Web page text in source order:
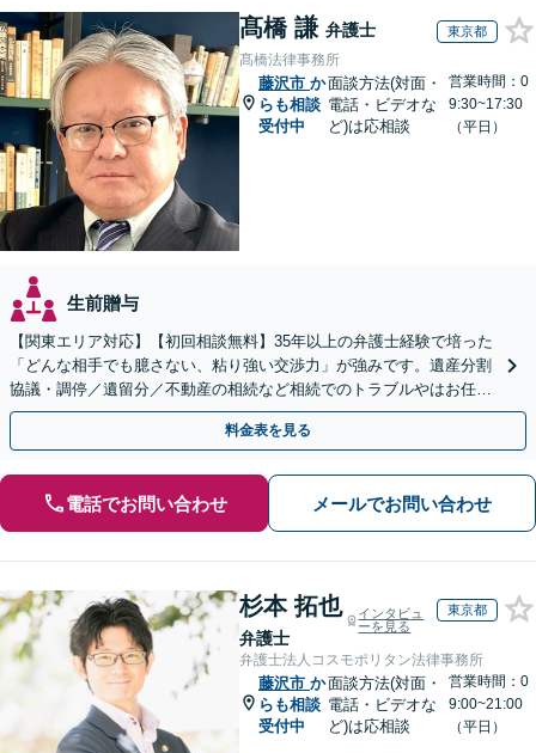
髙橋 謙 弁護士 東京都
髙橋法律事務所
藤沢市 か
らも相談
受付中
面談方法(対面・
電話・ビデオな
ど)は応相談
営業時間：0
9:30~17:30
（平日）
生前贈与
【関東エリア対応】【初回相談無料】35年以上の弁護士経験で培った
「どんな相手でも臆さない、粘り強い交渉力」が強みです。遺産分割
協議・調停／遺留分／不動産の相続など相続でのトラブルやはお任せ
ください。遺言書や生前贈与など生前対策にも注力
料金表を見る
電話でお問い合わせ メールでお問い合わせ
杉本 拓也
弁護士
インタビュ
ーを見る
東京都
弁護士法人コスモポリタン法律事務所
藤沢市 か
らも相談
受付中
面談方法(対面・
電話・ビデオな
ど)は応相談
営業時間：0
9:00~21:00
（平日）